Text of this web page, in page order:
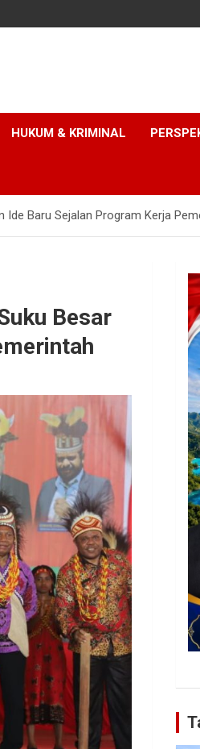
HUKUM & KRIMINAL
Baru Sejalan Program Kerja
Besar